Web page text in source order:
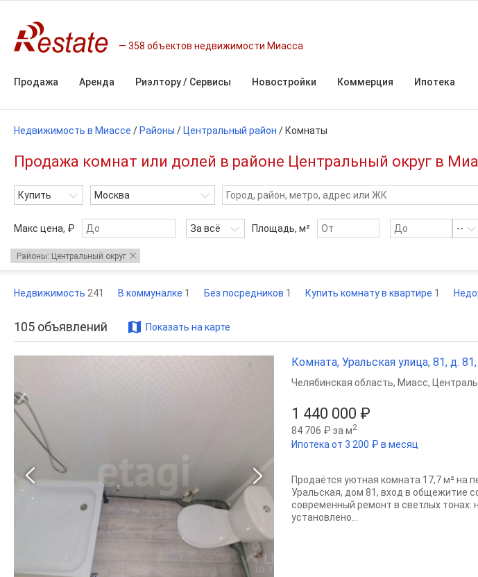
358 объектов недвижимости Миасса
Продажа Аренда Риэлтору / Сервисы Новостройки Коммерция Ипотека
Недвижимость в Миассе / Районы / Центральный район / Комнаты
Продажа комнат или долей в районе Центральный округ в
Купить Москва
Макс цена, ₽ За всё Площадь, м² --
Районы: Центральный округ
Недвижимость 241 В коммуналке 1 Без посредников 1 Купить комнату в квартире 1
105 объявлений Показать на карте
Комната, Уральская улица, 81, д.
1 440 000 ₽
84 706 ₽ за м2
Ипотека от 3 200 ₽ в месяц
Челябинская область, Миасс,
Продаётся уютная комната 17,7 м² на
Уральская, дом 81, вход в общежитие
современный ремонт в светлых тонах:
установлено...